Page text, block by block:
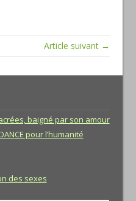
Article suivant →
baigné par son amour
pour l’humanité
des sexes